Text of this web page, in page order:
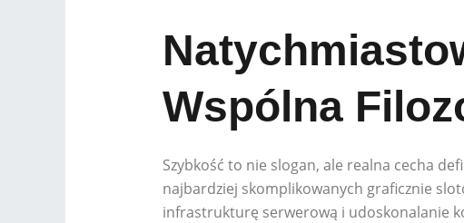
Wspólna
Szybkość to nie slogan, ale realna cecha
najbardziej skomplikowanych graficznie
infrastrukturę serwerową i udoskonalanie